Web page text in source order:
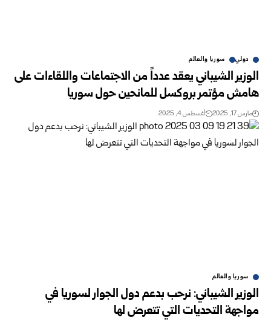
دولي سوريا والعالم
الوزير الشيباني يعقد عدداً من الاجتماعات واللقاءات على
هامش مؤتمر بروكسل للمانحين حول سوريا
مارس 17, 2025 أغسطس 4, 2025
سوريا والعالم
الوزير الشيباني: نرحب بدعم دول الجوار لسوريا في
مواجهة التحديات التي تتعرض لها